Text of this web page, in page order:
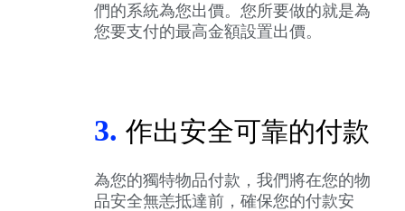
們的系統為您出價。您所要做的就是為
您要支付的最高金額設置出價。
3. 作出安全可靠的付款
為您的獨特物品付款，我們將在您的物
品安全無恙抵達前，確保您的付款安